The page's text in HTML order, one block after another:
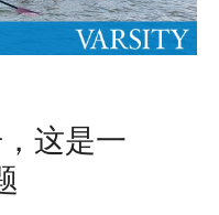
这是一